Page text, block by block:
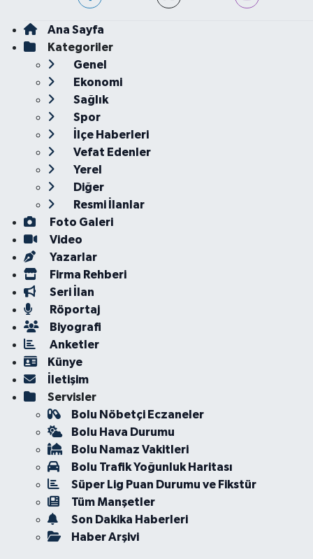
Ana Sayfa
Kategoriler
Genel
Ekonomi
Sağlık
Spor
İlçe Haberleri
Vefat Edenler
Yerel
Diğer
Resmi İlanlar
Foto Galeri
Video
Yazarlar
Firma Rehberi
Seri İlan
Röportaj
Biyografi
Anketler
Künye
İletişim
Servisler
Bolu Nöbetçi Eczaneler
Bolu Hava Durumu
Bolu Namaz Vakitleri
Bolu Trafik Yoğunluk Haritası
Süper Lig Puan Durumu ve Fikstür
Tüm Manşetler
Son Dakika Haberleri
Haber Arşivi